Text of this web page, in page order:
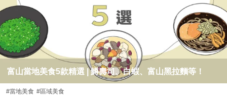
富山當地美食5款精選 | 鱒壽司、白蝦、富山黑拉麵等！
#當地美食 #區域美食